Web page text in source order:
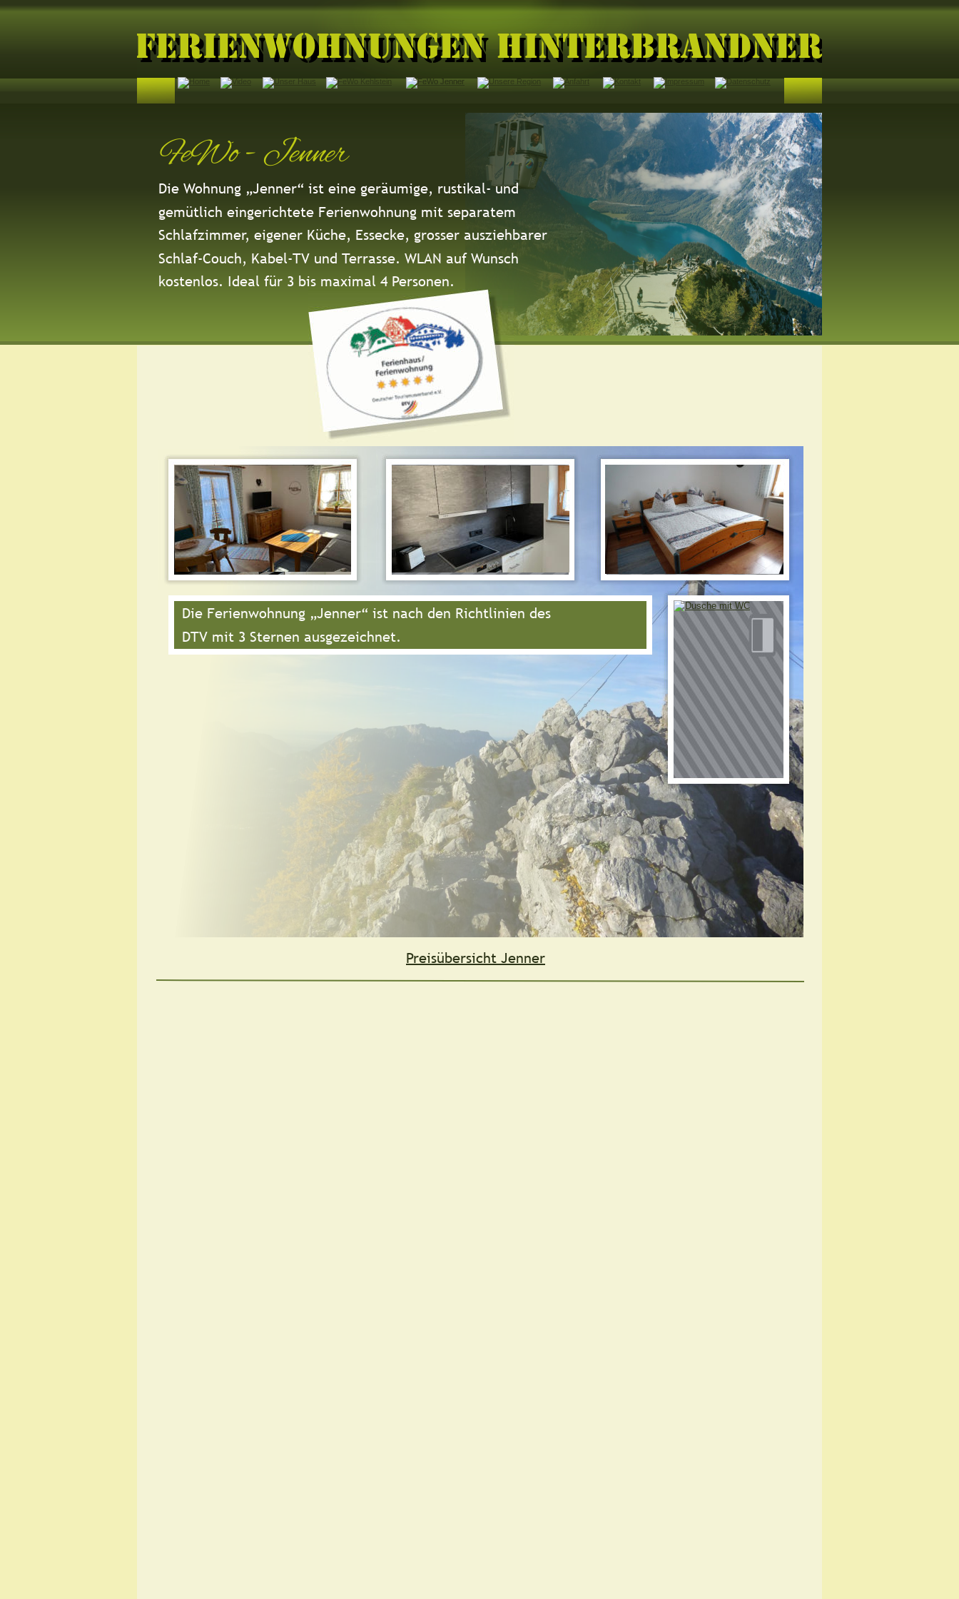
FeWo - Jenner
Die Wohnung „Jenner“ ist eine geräumige, rustikal- und
gemütlich eingerichtete Ferienwohnung mit separatem
Schlafzimmer, eigener Küche, Essecke, grosser ausziehbarer
Schlaf-Couch, Kabel-TV und Terrasse. WLAN auf Wunsch
kostenlos. Ideal für 3 bis maximal 4 Personen.
Die Ferienwohnung „Jenner“ ist nach den Richtlinien des
DTV mit 3 Sternen ausgezeichnet.
Preisübersicht Jenner
Ferienwohnungen Hinterbrandner